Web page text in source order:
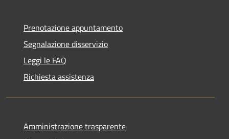
Prenotazione appuntamento
Segnalazione disservizio
Leggi le FAQ
Richiesta assistenza
Amministrazione trasparente